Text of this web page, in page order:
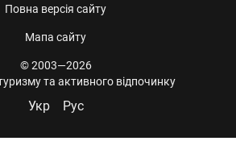
Повна версія сайту
Мапа сайту
© 2003—2026
та активного відпочинку
Укр Рус